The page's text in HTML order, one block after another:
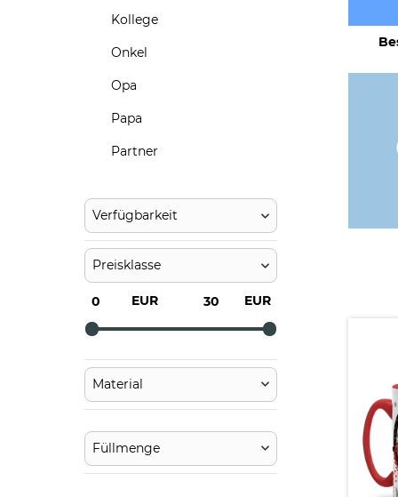
Kollege
Onkel
Opa
Papa
Partner
Verfügbarkeit
Preisklasse
EUR EUR
Material
Füllmenge